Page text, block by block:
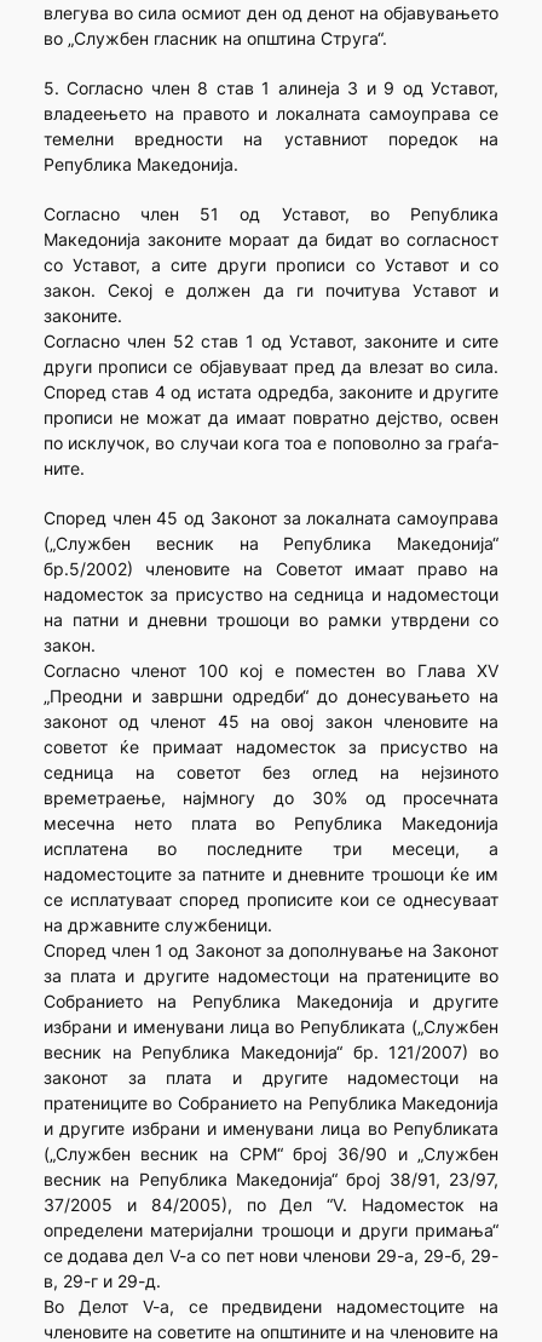
влегува во сила осмиот ден од денот на објавувањето
во „Службен гласник на општина Струга“.
5. Согласно член 8 став 1 алинеја 3 и 9 од Уставот,
владеењето на правото и локалната самоуправа се
темелни вредности на уставниот поредок на
Република Македонија.
Согласно член 51 од Уставот, во Република
Македонија законите мораат да бидат во согласност
со Уставот, а сите други про­писи со Уставот и со
закон. Секој е должен да ги почи­тува Уставот и
законите.
Согласно член 52 став 1 од Уставот, законите и сите
други прописи се објавуваат пред да влезат во сила.
Според став 4 од истата одредба, законите и другите
прописи не можат да имаат повратно дејство, освен
по исклучок, во случаи кога тоа е поповолно за граѓа­
ни­те.
Според член 45 од Законот за локалната самоуправа
(„Службен весник на Република Македонија“
бр.5/2002) членовите на Советот имаат право на
надоместок за присуство на седница и надоместоци
на патни и дневни трошоци во рамки утврдeни со
закон.
Согласно членот 100 кој е поместен во Глава XV
„Преодни и завршни одредби“ до донесувањето на
законот од членот 45 на овој закон членовите на
советот ќе примаат надоместок за присуство на
седница на советот без оглед на нејзиното
времетраење, најмногу до 30% од просечната
месечна нето плата во Република Македонија
исплатена во последните три месеци, а
надоместоците за патните и дневните трошоци ќе им
се исплатуваат според прописите кои се однесуваат
на државните службеници.
Според член 1 од Законот за дополнување на Законот
за плата и другите надоместоци на пратениците во
Собранието на Република Македонија и другите
избрани и именувани лица во Републиката („Службен
весник на Република Македонија“ бр. 121/2007) во
законот за плата и другите надоместоци на
пратениците во Собранието на Република Македонија
и другите избрани и именувани лица во Републиката
(„Службен весник на СРМ“ број 36/90 и „Службен
весник на Република Македонија“ број 38/91, 23/97,
37/2005 и 84/2005), по Дел “V. Надоместок на
определени материјални трошоци и други примања“
се додава дел V-a со пет нови членови 29-а, 29-б, 29-
в, 29-г и 29-д.
Во Делот V-a, се предвидени надоместоците на
членовите на советите на општините и на членовите на